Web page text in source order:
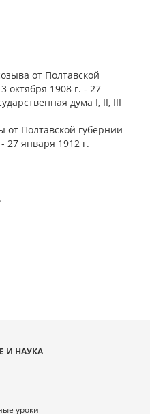
от Полтавской
октября 1908 г. - 27
дума I, II, III
от Полтавской губернии
27 января 1912 г.
И НАУКА
уроки